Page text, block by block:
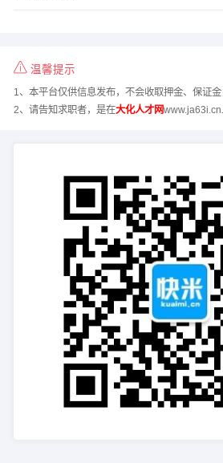
温馨提示
1、本平台仅供信息发布，不会收取押金、保证金
2、请告知求职者，是在大化人才网www.ja63i.cn